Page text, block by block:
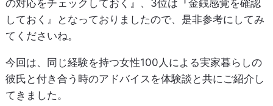
の対応をチェックしておく』、3位は『金銭感覚を確認
しておく』となっておりましたので、是非参考にしてみ
てくださいね。
今回は、同じ経験を持つ女性100人による実家暮らしの
彼氏と付き合う時のアドバイスを体験談と共にご紹介し
てきました。